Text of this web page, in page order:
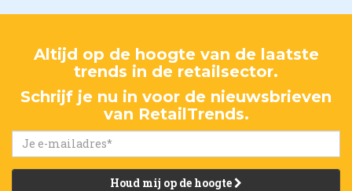
Altijd op de hoogte van de laatste
trends in de retailsector.
Schrijf je nu in voor de nieuwsbrieven
van RetailTrends.
Houd mij op de hoogte